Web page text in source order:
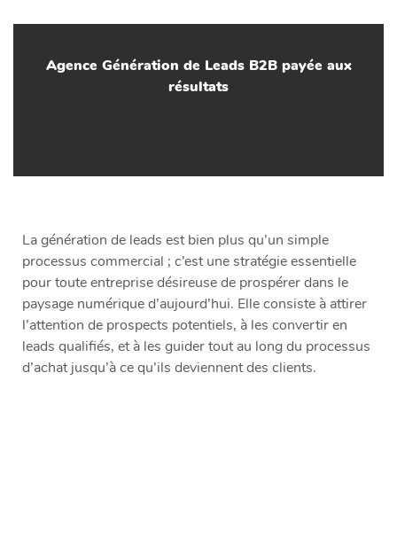
Agence Génération de Leads B2B payée aux
résultats
La génération de leads est bien plus qu’un simple
processus commercial ; c’est une stratégie essentielle
pour toute entreprise désireuse de prospérer dans le
paysage numérique d’aujourd’hui. Elle consiste à attirer
l’attention de prospects potentiels, à les convertir en
leads qualifiés, et à les guider tout au long du processus
d’achat jusqu’à ce qu’ils deviennent des clients.